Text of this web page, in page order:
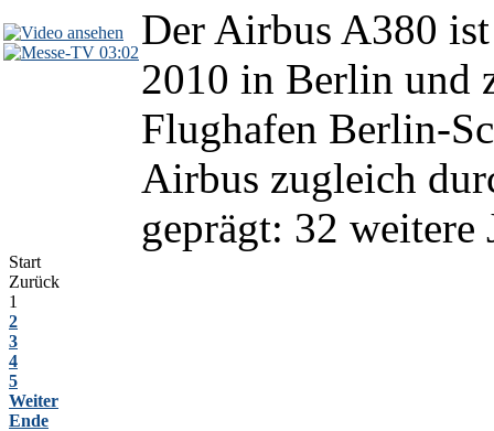
03:02 Der Airbus A380
2010 in Berlin und
Flughafen Berlin-
Airbus zugleich
geprägt: 32
Start
Zurück
1
2
3
4
5
Weiter
Ende